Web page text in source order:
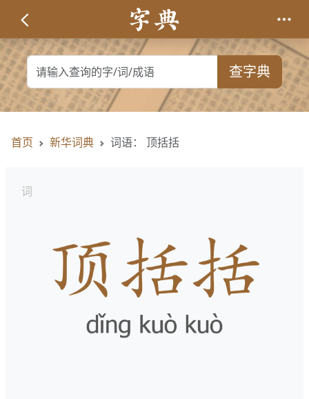
查字典
首页 新华词典 词语： 顶括括
词